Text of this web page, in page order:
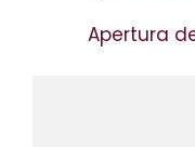
Apertura